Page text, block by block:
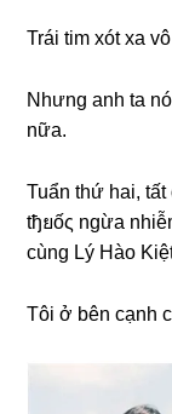
Trái tim xót xa
Nhưnɡ anh ta
nữa.
Tuẩn thứ hai,
tђยốς ngừa
cùnɡ Lý Hào
Tôi ở bên cạnh